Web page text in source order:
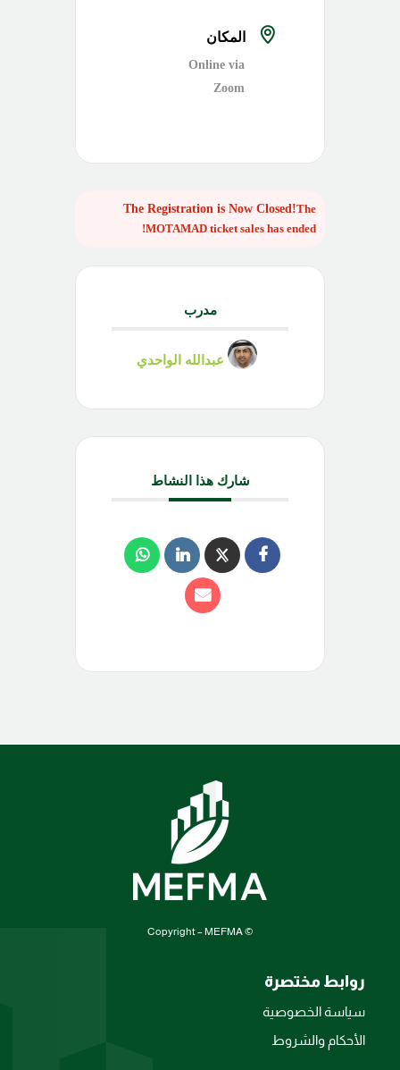
المكان
Online via
Zoom
The
MOTAMAD ticket sales has ended!
مدرب
عبدالله الواحدي
شارك هذا النشاط
© Copyright – MEFMA
روابط مختصرة
سياسة الخصوصية
الأحكام والشروط